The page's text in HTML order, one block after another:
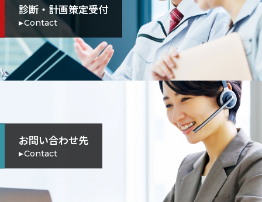
診断・計画策定受付
Contact
お問い合わせ先
Contact